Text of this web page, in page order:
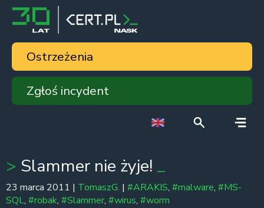
Ostrzeżenia
Zgłoś incydent
Slammer nie żyje!
23 marca 2011 | TomaszG. | #ARAKIS, #malware, #MS-
SQL, #robak, #Slammer, #wirus, #worm